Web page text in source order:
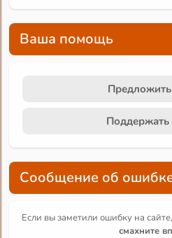
Ваша помощь
Поддержать
Сообщение об
Если вы заметили ошибку на
смахните